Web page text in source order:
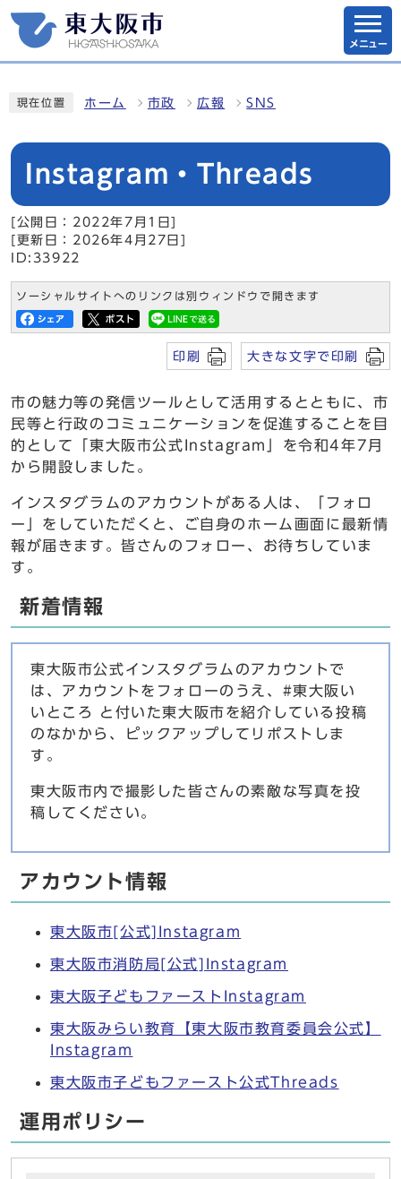
メニュー
現在位置 ホーム 市政 広報 SNS
Instagram・Threads
[公開日：2022年7月1日]
[更新日：2026年4月27日]
ID:33922
ソーシャルサイトへのリンクは別ウィンドウで開きます
印刷 大きな文字で印刷
市の魅力等の発信ツールとして活用するとともに、市
民等と行政のコミュニケーションを促進することを目
的として「東大阪市公式Instagram」を令和4年7月
から開設しました。
インスタグラムのアカウントがある人は、「フォロ
ー」をしていただくと、ご自身のホーム画面に最新情
報が届きます。皆さんのフォロー、お待ちしていま
す。
新着情報
東大阪市公式インスタグラムのアカウントで
は、アカウントをフォローのうえ、#東大阪い
いところ と付いた東大阪市を紹介している投稿
のなかから、ピックアップしてリポストしま
す。
東大阪市内で撮影した皆さんの素敵な写真を投
稿してください。
アカウント情報
東大阪市[公式]Instagram
東大阪市消防局[公式]Instagram
東大阪子どもファーストInstagram
東大阪みらい教育【東大阪市教育委員会公式】
Instagram
東大阪市子どもファースト公式Threads
運用ポリシー